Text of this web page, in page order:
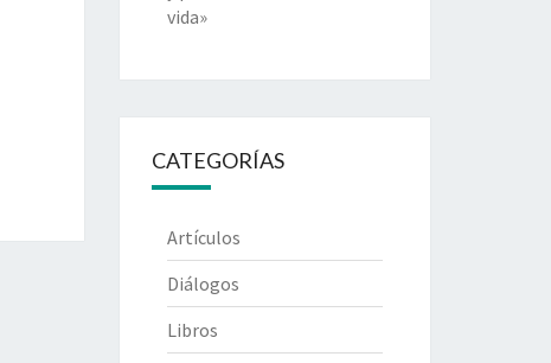
vida»
CATEGORÍAS
Artículos
Diálogos
Libros